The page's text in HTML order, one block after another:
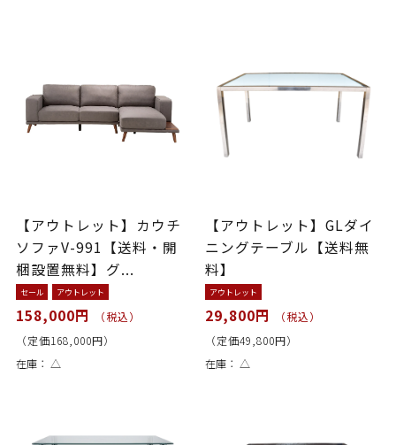
【アウトレット】カウチ
ソファV-991【送料・開
梱設置無料】グ...
セール アウトレット
158,000円
（税込）
（定価168,000円）
在庫： △
【アウトレット】GLダイ
ニングテーブル【送料無
料】
アウトレット
29,800円
（税込）
（定価49,800円）
在庫：△